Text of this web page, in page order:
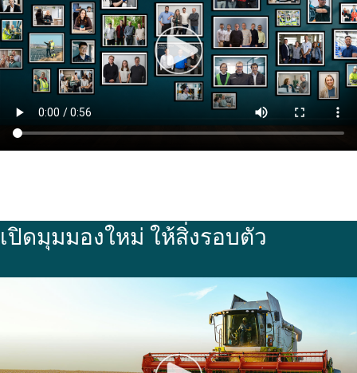
เปิดมุมมองใหม่ ให้สิ่งรอบตัว